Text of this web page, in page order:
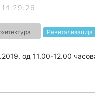
од 11.00-12.00